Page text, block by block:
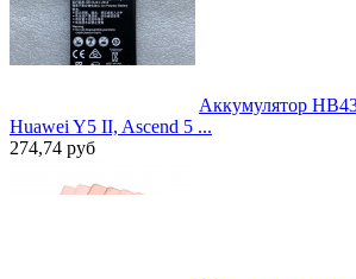
Аккумулятор
Huawei Y5 II, Ascend 5 ...
274,74 руб